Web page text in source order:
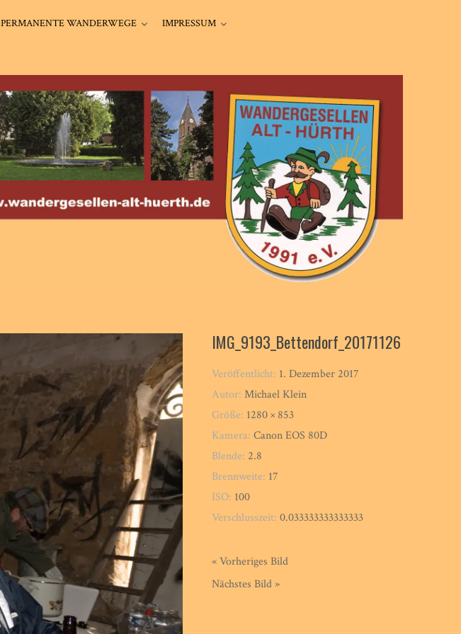
PERMANENTE WANDERWEGE IMPRESSUM
IMG_9193_Bettendorf_20171126
Veröffentlicht: 1. Dezember 2017
Autor:Michael Klein
Größe: 1280 × 853
Kamera:Canon EOS 80D
Blende: 2.8
Brennweite: 17
ISO: 100
Verschlusszeit:0.033333333333333
« Vorheriges Bild
Nächstes Bild »